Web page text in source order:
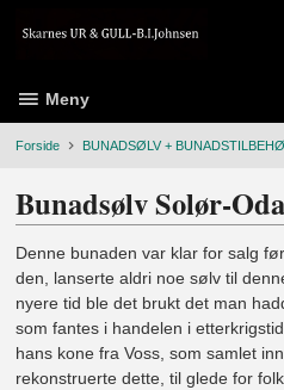
Meny
Forside BUNADSØLV +
Bunadsølv Solør-
Denne bunaden var klar for salg
den, lanserte aldri noe sølv til
nyere tid ble det brukt det man
som fantes i handelen i
hans kone fra Voss, som samlet
rekonstruerte dette, til glede for